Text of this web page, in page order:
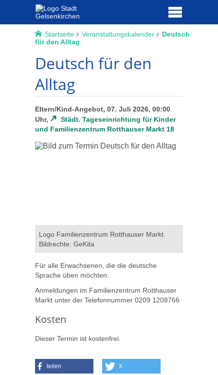
Startseite Veranstaltungskalender
Deutsch
für den Alltag
Deutsch für den
Alltag
Eltern/Kind-Angebot, 07. Juli 2026, 00:00
Uhr,
Städt. Tageseinrichtung für Kinder
und Familienzentrum Rotthauser Markt 18
Logo Familienzentrum Rotthauser Markt.
Bildrechte: GeKita
Für alle Erwachsenen, die die deutsche
Sprache üben möchten.
Anmeldungen im Familienzentrum Rotthauser
Markt unter der Telefonnummer 0209 1208766
Kosten
Dieser Termin ist kostenfrei.
teilen X